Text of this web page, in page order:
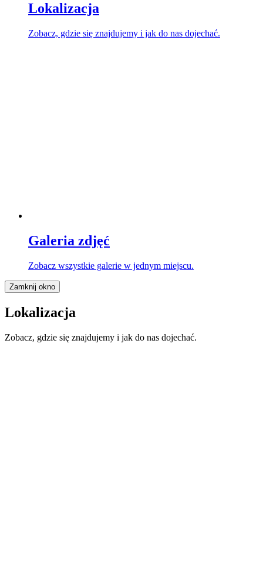
Lokalizacja
Zobacz, gdzie się znajdujemy i jak do nas dojechać.
Galeria zdjęć
Zobacz wszystkie galerie w jednym miejscu.
Zamknij okno
Lokalizacja
Zobacz, gdzie się znajdujemy i jak do nas dojechać.